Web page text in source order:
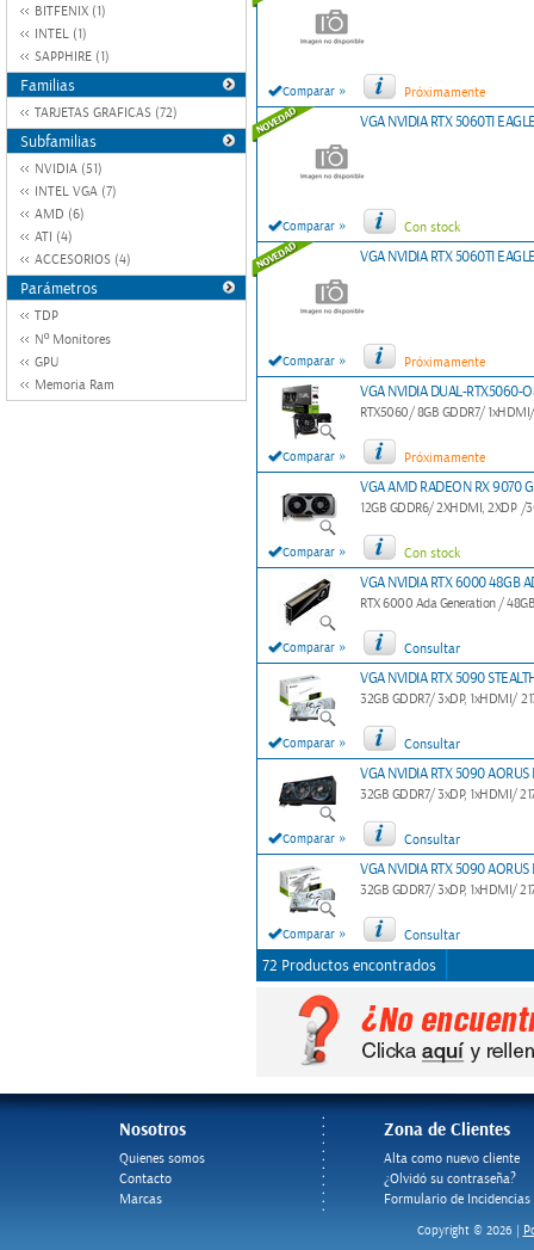
BITFENIX (1)
INTEL (1)
SAPPHIRE (1)
Familias
TARJETAS GRAFICAS (72)
Subfamilias
NVIDIA (51)
INTEL VGA (7)
AMD (6)
ATI (4)
ACCESORIOS (4)
Parámetros
TDP
Nº Monitores
GPU
Memoria Ram
Comparar » Próximamente
Comparar »
VGA NVIDIA RTX 5060TI
Con stock
Comparar »
VGA NVIDIA RTX 5060TI
Próximamente
Comparar »
VGA NVIDIA DUAL-RTX5060-
RTX5060/ 8GB GDDR7/
Próximamente
Comparar »
VGA AMD RADEON RX 9070
12GB GDDR6/ 2XHDMI, 2XDP
Con stock
Comparar »
VGA NVIDIA RTX 6000 48GB
RTX 6000 Ada Generation /
Consultar
Comparar »
VGA NVIDIA RTX 5090
32GB GDDR7/ 3xDP, 1xHDMI/
Consultar
Comparar »
VGA NVIDIA RTX 5090 AORUS
32GB GDDR7/ 3xDP, 1xHDMI/
Consultar
Comparar »
VGA NVIDIA RTX 5090 AORUS
32GB GDDR7/ 3xDP, 1xHDMI/
Consultar
72 Productos encontrados
Nosotros
Quienes somos
Contacto
Marcas
Zona de Clientes
Alta como nuevo cliente
¿Olvidó su contraseña?
Formulario de Incidencias
Copyright © 2026 |